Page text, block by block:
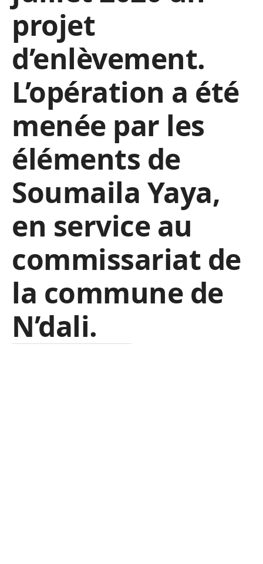
projet
d’enlèvement.
L’opération a été
menée par les
éléments de
Soumaila Yaya,
en service au
commissariat de
la commune de
N’dali.